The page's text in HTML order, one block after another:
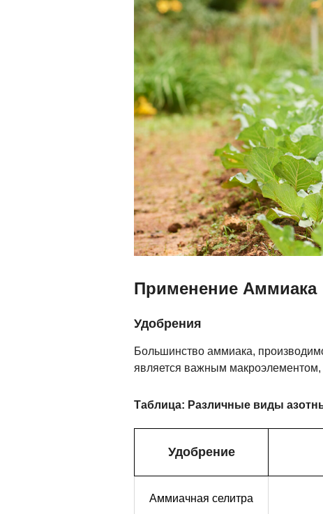
Применение Аммиака
Удобрения
Большинство аммиака,
является важным
Таблица: Различные виды
Удобрение
Аммиачная селитра